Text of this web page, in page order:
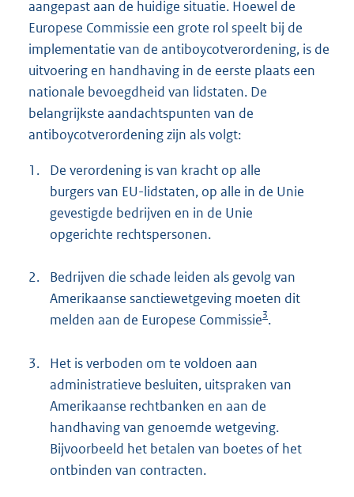
aangepast aan de huidige situatie. Hoewel de
Europese Commissie een grote rol speelt bij de
implementatie van de antiboycotverordening, is de
uitvoering en handhaving in de eerste plaats een
nationale bevoegdheid van lidstaten. De
belangrijkste aandachtspunten van de
antiboycotverordening zijn als volgt:
1.
De verordening is van kracht op alle
burgers van EU-lidstaten, op alle in de Unie
gevestigde bedrijven en in de Unie
opgerichte rechtspersonen.
2.
Bedrijven die schade leiden als gevolg van
Amerikaanse sanctiewetgeving moeten dit
melden aan de Europese Commissie3.
3.
Het is verboden om te voldoen aan
administratieve besluiten, uitspraken van
Amerikaanse rechtbanken en aan de
handhaving van genoemde wetgeving.
Bijvoorbeeld het betalen van boetes of het
ontbinden van contracten.